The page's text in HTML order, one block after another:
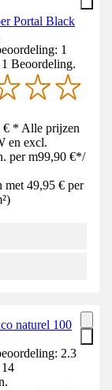
Portal Black
1
Beoordeling.
* Alle prijzen
en excl.
per m99,90 €*/
met 49,95 € per
)
naturel 100
2.3